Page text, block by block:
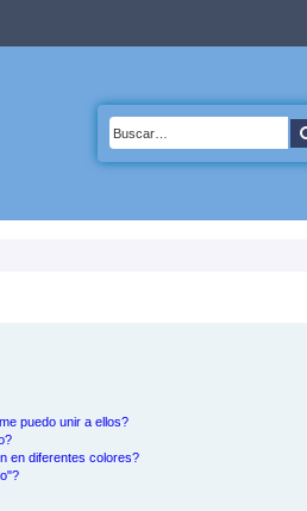
puedo unir a ellos?
en diferentes colores?